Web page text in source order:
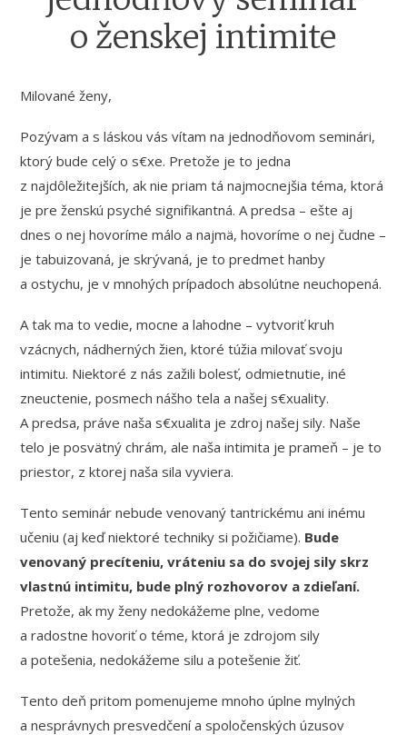
o ženskej intimite
Milované ženy,
Pozývam a s láskou vás vítam na jednodňovom seminári,
ktorý bude celý o s€xe. Pretože je to jedna
z najdôležitejších, ak nie priam tá najmocnejšia téma, ktorá
je pre ženskú psyché signifikantná. A predsa – ešte aj
dnes o nej hovoríme málo a najmä, hovoríme o nej čudne –
je tabuizovaná, je skrývaná, je to predmet hanby
a ostychu, je v mnohých prípadoch absolútne neuchopená.
A tak ma to vedie, mocne a lahodne – vytvoriť kruh
vzácnych, nádherných žien, ktoré túžia milovať svoju
intimitu. Niektoré z nás zažili bolesť, odmietnutie, iné
zneuctenie, posmech nášho tela a našej s€xuality.
A predsa, práve naša s€xualita je zdroj našej sily. Naše
telo je posvätný chrám, ale naša intimita je prameň – je to
priestor, z ktorej naša sila vyviera.
Tento seminár nebude venovaný tantrickému ani inému
učeniu (aj keď niektoré techniky si požičiame). Bude
venovaný precíteniu, vráteniu sa do svojej sily skrz
vlastnú intimitu, bude plný rozhovorov a zdieľaní.
Pretože, ak my ženy nedokážeme plne, vedome
a radostne hovoriť o téme, ktorá je zdrojom sily
a potešenia, nedokážeme silu a potešenie žiť.
Tento deň pritom pomenujeme mnoho úplne mylných
a nesprávnych presvedčení a spoločenských úzusov